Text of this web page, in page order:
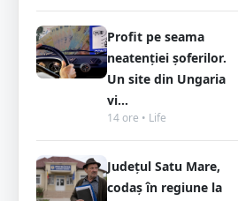
Profit pe seama
neatenției șoferilor.
Un site din Ungaria
vi...
14 ore • Life
Județul Satu Mare,
codaș în regiune la